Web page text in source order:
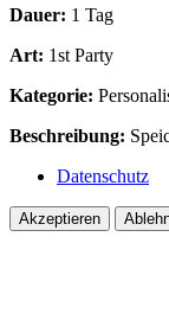
Dauer: 1 Tag
Art: 1st Party
Kategorie:
Beschreibung:
Datenschutz
Akzeptieren